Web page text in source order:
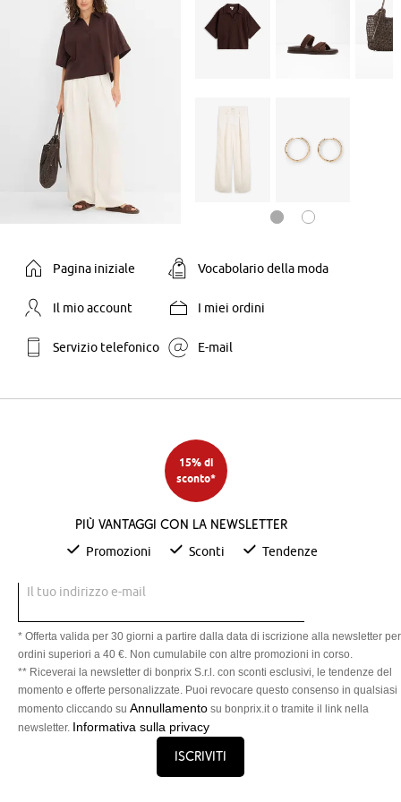
Pagina iniziale Vocabolario della moda
Il mio account I miei ordini
Servizio telefonico E-mail
15% di
sconto*
Più vantaggi con la newsletter
Promozioni Sconti Tendenze
Il tuo indirizzo e-mail
* Offerta valida per 30 giorni a partire dalla data di iscrizione alla newsletter per
ordini superiori a 40 €. Non cumulabile con altre promozioni in corso.
** Riceverai la newsletter di bonprix S.r.l. con sconti esclusivi, le tendenze del
momento e offerte personalizzate. Puoi revocare questo consenso in qualsiasi
momento cliccando su Annullamento su bonprix.it o tramite il link nella
newsletter. Informativa sulla privacy
Iscriviti